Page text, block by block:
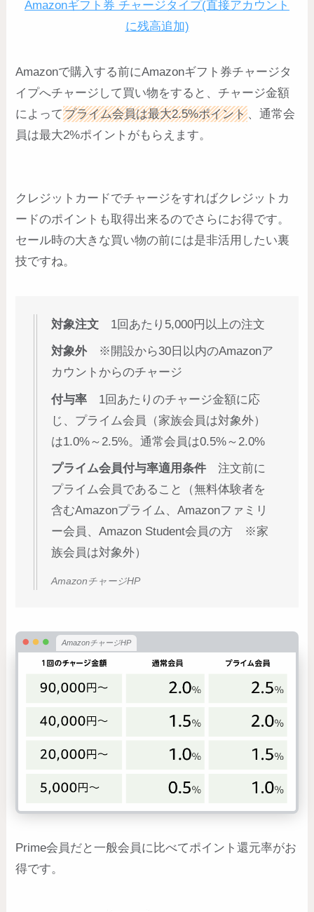
Amazonギフト券 チャージタイプ(直接アカウント
に残高追加)
Amazonで購入する前にAmazonギフト券チャージタ
イプへチャージして買い物をすると、チャージ金額
によってプライム会員は最大2.5%ポイント、通常会
員は最大2%ポイントがもらえます。
クレジットカードでチャージをすればクレジットカ
ードのポイントも取得出来るのでさらにお得です。
セール時の大きな買い物の前には是非活用したい裏
技ですね。
対象注文 1回あたり5,000円以上の注文
対象外※開設から30日以内のAmazonア
カウントからのチャージ
付与率 1回あたりのチャージ金額に応
じ、プライム会員（家族会員は対象外）
は1.0%～2.5%。通常会員は0.5%～2.0%
プライム会員付与率適用条件 注文前に
プライム会員であること（無料体験者を
含むAmazonプライム、Amazonファミリ
ー会員、Amazon Student会員の方 ※家
族会員は対象外）
AmazonチャージHP
AmazonチャージHP
Prime会員だと一般会員に比べてポイント還元率がお
得です。